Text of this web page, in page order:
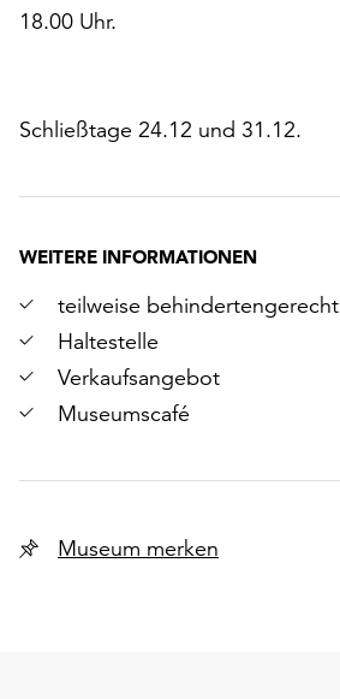
18.00 Uhr.
Schließtage 24.12 und 31.12.
WEITERE INFORMATIONEN
teilweise behindertengerecht
Haltestelle
Verkaufsangebot
Museumscafé
Museum merken